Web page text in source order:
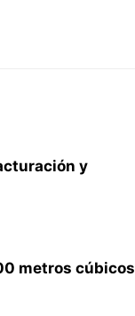
y
metros cúbicos